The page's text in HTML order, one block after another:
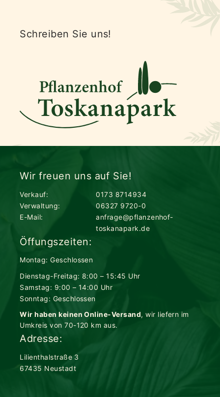
Schreiben Sie uns!
Wir freuen uns auf Sie!
Verkauf:
0173 8714934
Verwaltung:
06327 9720-0
E-Mail:
anfrage@pflanzenhof-
toskanapark.de
Öffungszeiten:
Montag: Geschlossen
Dienstag-Freitag: 8:00 – 15:45 Uhr
Samstag: 9:00 – 14:00 Uhr
Sonntag: Geschlossen
Wir haben keinen Online-Versand, wir liefern im
Umkreis von 70-120 km aus.
Adresse:
Lilienthalstraße 3
67435 Neustadt